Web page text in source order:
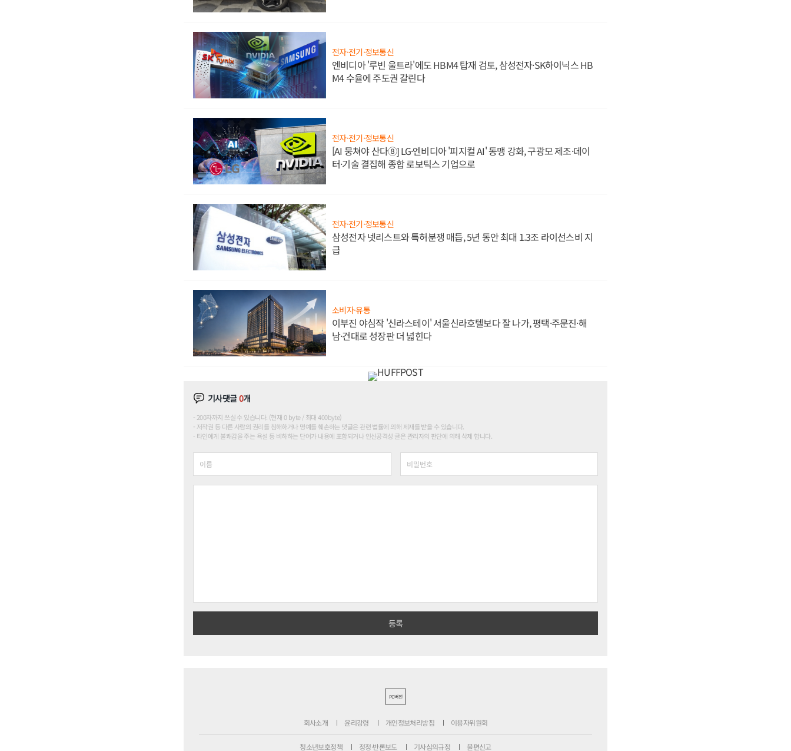
전자·전기·정보통신
엔비디아 '루빈 울트라'에도 HBM4 탑재 검토, 삼성전자·SK하이닉스 HB
M4 수율에 주도권 갈린다
전자·전기·정보통신
[AI 뭉쳐야 산다⑧] LG·엔비디아 '피지컬 AI' 동맹 강화, 구광모 제조·데이
터·기술 결집해 종합 로보틱스 기업으로
전자·전기·정보통신
삼성전자 넷리스트와 특허분쟁 매듭, 5년 동안 최대 1.3조 라이선스비 지
급
소비자·유통
이부진 야심작 '신라스테이' 서울신라호텔보다 잘 나가, 평택·주문진·해
남·건대로 성장판 더 넓힌다
기사댓글0개
200자까지 쓰실 수 있습니다. (현재 0 byte / 최대 400byte)
저작권 등 다른 사람의 권리를 침해하거나 명예를 훼손하는 댓글은 관련 법률에 의해 제재를 받을 수 있습니다.
타인에게 불쾌감을 주는 욕설 등 비하하는 단어가 내용에 포함되거나 인신공격성 글은 관리자의 판단에 의해 삭제 합니다.
PC버전
회사소개 윤리강령 개인정보처리방침 이용자위원회
청소년보호정책 정정·반론보도 기사심의규정 불편신고